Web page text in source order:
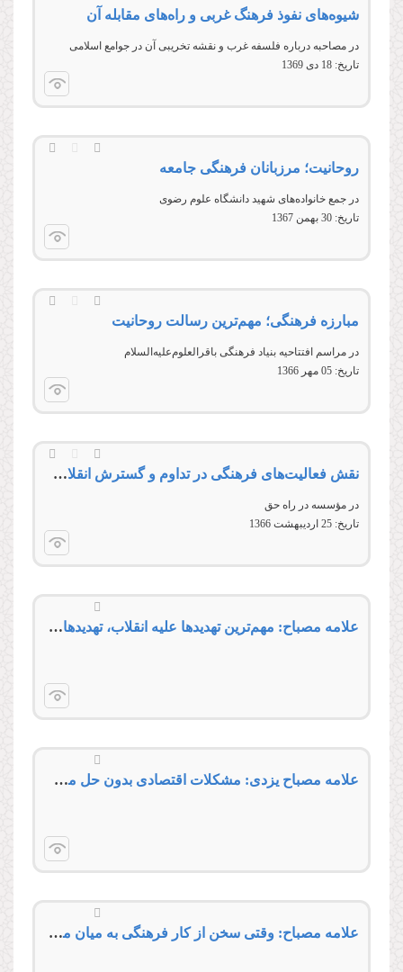
شیوه‌های نفوذ فرهنگ غربی و راه‌های مقابله آن
در مصاحبه درباره فلسفه غرب و نقشه تخریبی آن در جوامع اسلامی
تاریخ: 18 دى 1369
روحانیت؛ مرزبانان فرهنگی جامعه
در جمع خانواده‌های شهید دانشگاه علوم رضوی
تاریخ: 30 بهمن 1367
مبارزه فرهنگی؛ مهم‌ترین رسالت روحانیت
در مراسم افتتاحیه بنیاد فرهنگی باقرالعلوم‌علیه‌السلام
تاریخ: 05 مهر 1366
نقش فعالیت‌های فرهنگی در تداوم و گسترش انقلاب اسلامی
در مؤسسه در راه حق
تاریخ: 25 ارديبهشت 1366
علامه مصباح: مهم‌ترین تهدیدها علیه انقلاب، تهدیدهای فرهنگی است
علامه مصباح یزدی: مشکلات اقتصادی بدون حل مشکلات فرهنگی، غیرقابل حل است
علامه مصباح: وقتی سخن از کار فرهنگی به میان می‌آید، مسئولین با بهانه‌هایی چون کمبود بودجه و نیروی انسانی و خلأ قانونی، شانه خالی می‌کنند